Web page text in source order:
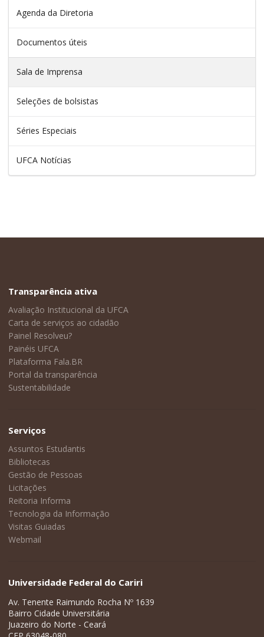
Agenda da Diretoria
Documentos úteis
Sala de Imprensa
Seleções de bolsistas
Séries Especiais
UFCA Notícias
Transparência ativa
Avaliação Institucional da UFCA
Carta de serviços ao cidadão
Painel Resolveu?
Painéis UFCA
Plataforma Fala.BR
Portal da transparência
Sustentabilidade
Serviços
Assuntos Estudantis
Bibliotecas
Gestão de Pessoas
Licitações
Reitoria Informa
Tecnologia da Informação
Visitas Guiadas
Webmail
Universidade Federal do Cariri
Av. Tenente Raimundo Rocha Nº 1639
Bairro Cidade Universitária
Juazeiro do Norte - Ceará